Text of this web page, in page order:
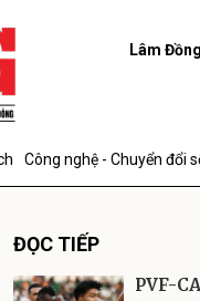
Lâm Đồng
Công nghệ - Chuyển đổi
ĐỌC TIẾP
PVF-